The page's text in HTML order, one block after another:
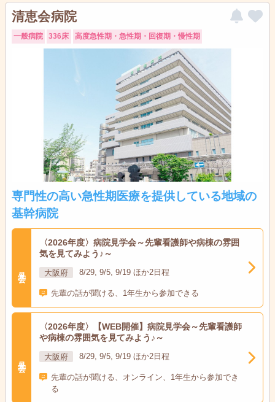
清恵会病院
一般病院 336床 高度急性期・急性期・回復期・慢性期
専門性の高い急性期医療を提供している地域の
基幹病院
〈2026年度〉病院見学会～先輩看護師や病棟の雰囲
気を見てみよう♪～
大阪府 8/29, 9/5, 9/19 ほか2日程
先輩の話が聞ける、1年生から参加できる
〈2026年度〉【WEB開催】病院見学会～先輩看護師
や病棟の雰囲気を見てみよう♪～
大阪府 8/29, 9/5, 9/19 ほか2日程
先輩の話が聞ける、オンライン、1年生から参加でき
る